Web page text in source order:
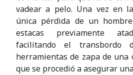
vadear a pelo. Una vez en
única pérdida de un
estacas previamente
facilitando el transbordo
herramientas de zapa de
que se procedió a asegurar